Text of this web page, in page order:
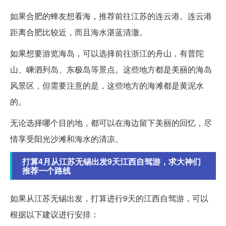
如果合肥的蜂友想看海，推荐前往江苏的连云港。连云港
距离合肥比较近，而且海水湛蓝清澈。
如果想要游览海岛，可以选择前往浙江的舟山，有普陀
山、嵊泗列岛、东极岛等景点。这些地方都是美丽的海岛
风景区，但需要注意的是，这些地方的海滩都是黄泥水
的。
无论选择哪个目的地，都可以在海边留下美丽的回忆，尽
情享受阳光沙滩和海水的清凉。
打算4月从江苏无锡出发9天江西自驾游，求大神们
推荐一个路线
如果从江苏无锡出发，打算进行9天的江西自驾游，可以
根据以下建议进行安排：